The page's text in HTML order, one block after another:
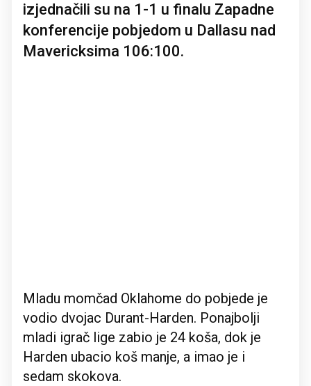
izjednačili su na 1-1 u finalu Zapadne
konferencije pobjedom u Dallasu nad
Mavericksima 106:100.
Mladu momčad Oklahome do pobjede je
vodio dvojac Durant-Harden. Ponajbolji
mladi igrač lige zabio je 24 koša, dok je
Harden ubacio koš manje, a imao je i
sedam skokova.